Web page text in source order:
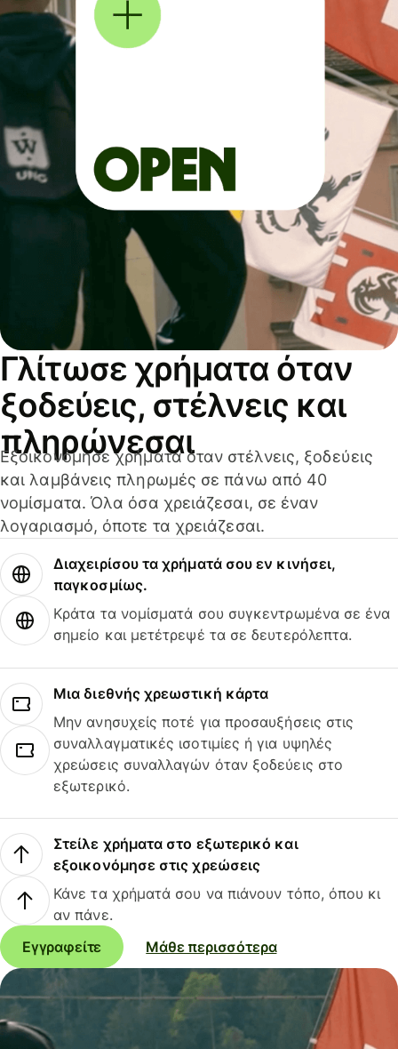
Γλίτωσε χρήματα όταν
ξοδεύεις, στέλνεις και
πληρώνεσαι
Εξοικονόμησε χρήματα όταν στέλνεις, ξοδεύεις
και λαμβάνεις πληρωμές σε πάνω από 40
νομίσματα. Όλα όσα χρειάζεσαι, σε έναν
λογαριασμό, όποτε τα χρειάζεσαι.
Διαχειρίσου τα χρήματά σου εν κινήσει,
παγκοσμίως.
Κράτα τα νομίσματά σου συγκεντρωμένα σε ένα
σημείο και μετέτρεψέ τα σε δευτερόλεπτα.
Μια διεθνής χρεωστική κάρτα
Μην ανησυχείς ποτέ για προσαυξήσεις στις
συναλλαγματικές ισοτιμίες ή για υψηλές
χρεώσεις συναλλαγών όταν ξοδεύεις στο
εξωτερικό.
Στείλε χρήματα στο εξωτερικό και
εξοικονόμησε στις χρεώσεις
Κάνε τα χρήματά σου να πιάνουν τόπο, όπου κι
αν πάνε.
Εγγραφείτε
Μάθε περισσότερα